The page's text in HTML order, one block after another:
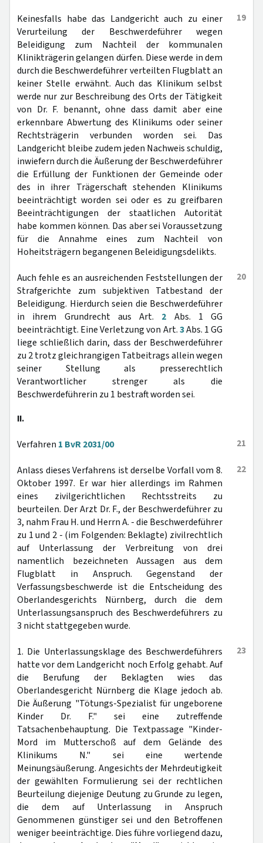
19
Keinesfalls habe das Landgericht auch zu einer
Verurteilung der Beschwerdeführer wegen
Beleidigung zum Nachteil der kommunalen
Klinikträgerin gelangen dürfen. Diese werde in dem
durch die Beschwerdeführer verteilten Flugblatt an
keiner Stelle erwähnt. Auch das Klinikum selbst
werde nur zur Beschreibung des Orts der Tätigkeit
von Dr. F. benannt, ohne dass damit aber eine
erkennbare Abwertung des Klinikums oder seiner
Rechtsträgerin verbunden worden sei. Das
Landgericht bleibe zudem jeden Nachweis schuldig,
inwiefern durch die Äußerung der Beschwerdeführer
die Erfüllung der Funktionen der Gemeinde oder
des in ihrer Trägerschaft stehenden Klinikums
beeinträchtigt worden sei oder es zu greifbaren
Beeinträchtigungen der staatlichen Autorität
habe kommen können. Das aber sei Voraussetzung
für die Annahme eines zum Nachteil von
Hoheitsträgern begangenen Beleidigungsdelikts.
20
Auch fehle es an ausreichenden Feststellungen der
Strafgerichte zum subjektiven Tatbestand der
Beleidigung. Hierdurch seien die Beschwerdeführer
in ihrem Grundrecht aus Art. 2 Abs. 1 GG
beeinträchtigt. Eine Verletzung von Art.3Abs. 1 GG
liege schließlich darin, dass der Beschwerdeführer
zu 2 trotz gleichrangigen Tatbeitrags allein wegen
seiner Stellung als presserechtlich
Verantwortlicher strenger als die
Beschwerdeführerin zu 1 bestraft worden sei.
II.
21
Verfahren 1 BvR 2031/00
22
Anlass dieses Verfahrens ist derselbe Vorfall vom 8.
Oktober 1997. Er war hier allerdings im Rahmen
eines zivilgerichtlichen Rechtsstreits zu
beurteilen. Der Arzt Dr. F., der Beschwerdeführer zu
3, nahm Frau H. und Herrn A. - die Beschwerdeführer
zu 1 und 2 - (im Folgenden: Beklagte) zivilrechtlich
auf Unterlassung der Verbreitung von drei
namentlich bezeichneten Aussagen aus dem
Flugblatt in Anspruch. Gegenstand der
Verfassungsbeschwerde ist die Entscheidung des
Oberlandesgerichts Nürnberg, durch die dem
Unterlassungsanspruch des Beschwerdeführers zu
3 nicht stattgegeben wurde.
23
1. Die Unterlassungsklage des Beschwerdeführers
hatte vor dem Landgericht noch Erfolg gehabt. Auf
die Berufung der Beklagten wies das
Oberlandesgericht Nürnberg die Klage jedoch ab.
Die Äußerung "Tötungs-Spezialist für ungeborene
Kinder Dr. F." sei eine zutreffende
Tatsachenbehauptung. Die Textpassage "Kinder-
Mord im Mutterschoß auf dem Gelände des
Klinikums N." sei eine wertende
Meinungsäußerung. Angesichts der Mehrdeutigkeit
der gewählten Formulierung sei der rechtlichen
Beurteilung diejenige Deutung zu Grunde zu legen,
die dem auf Unterlassung in Anspruch
Genommenen günstiger sei und den Betroffenen
weniger beeinträchtige. Dies führe vorliegend dazu,